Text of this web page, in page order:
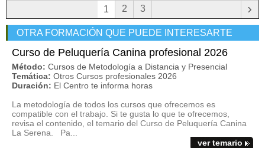
1 2 3 ›
OTRA FORMACIÓN QUE PUEDE INTERESARTE
Curso de Peluquería Canina profesional 2026
Método: Cursos de Metodología a Distancia y Presencial
Temática: Otros Cursos profesionales 2026
Duración: El Centro te informa horas
La metodología de todos los cursos que ofrecemos es
compatible con el trabajo. Si te gusta lo que te ofrecemos,
revisa el contenido, el temario del Curso de Peluquería Canina
La Serena. Pa...
ver temario